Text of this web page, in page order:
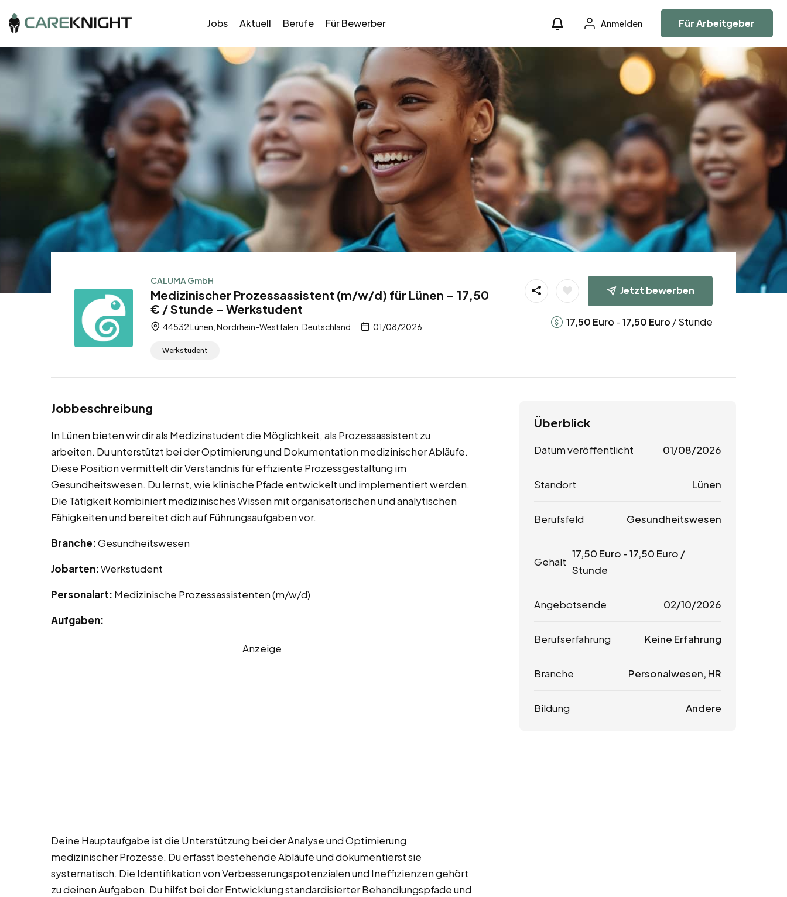
Jobs Aktuell Berufe Für Bewerber Anmelden Für Arbeitgeber
CALUMA GmbH
Medizinischer Prozessassistent (m/w/d) für Lünen – 17,50
€ / Stunde – Werkstudent
44532 Lünen, Nordrhein-Westfalen, Deutschland 01/08/2026
Werkstudent
Jetzt bewerben
17,50 Euro -17,50 Euro / Stunde
Jobbeschreibung
In Lünen bieten wir dir als Medizinstudent die Möglichkeit, als Prozessassistent zu
arbeiten. Du unterstützt bei der Optimierung und Dokumentation medizinischer Abläufe.
Diese Position vermittelt dir Verständnis für effiziente Prozessgestaltung im
Gesundheitswesen. Du lernst, wie klinische Pfade entwickelt und implementiert werden.
Die Tätigkeit kombiniert medizinisches Wissen mit organisatorischen und analytischen
Fähigkeiten und bereitet dich auf Führungsaufgaben vor.
Branche:Gesundheitswesen
Jobarten:Werkstudent
Personalart: Medizinische Prozessassistenten (m/w/d)
Aufgaben:
Anzeige
Deine Hauptaufgabe ist die Unterstützung bei der Analyse und Optimierung
medizinischer Prozesse. Du erfasst bestehende Abläufe und dokumentierst sie
systematisch. Die Identifikation von Verbesserungspotenzialen und Ineffizienzen gehört
zu deinen Aufgaben. Du hilfst bei der Entwicklung standardisierter Behandlungspfade und
Überblick
Datum veröffentlicht 01/08/2026
Standort Lünen
Berufsfeld Gesundheitswesen
Gehalt
17,50 Euro -17,50 Euro /
Stunde
Angebotsende 02/10/2026
Berufserfahrung Keine Erfahrung
Branche Personalwesen, HR
Bildung Andere